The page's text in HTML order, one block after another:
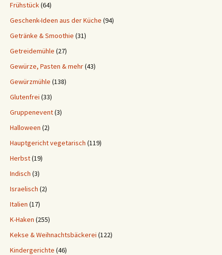
Frühstück(64)
Geschenk-Ideen aus der Küche (94)
Getränke & Smoothie (31)
Getreidemühle (27)
Gewürze, Pasten & mehr(43)
Gewürzmühle (138)
Glutenfrei (33)
Gruppenevent(3)
Halloween (2)
Hauptgericht vegetarisch (119)
Herbst(19)
Indisch (3)
Israelisch (2)
Italien (17)
K-Haken (255)
Kekse & Weihnachtsbäckerei (122)
Kindergerichte (46)